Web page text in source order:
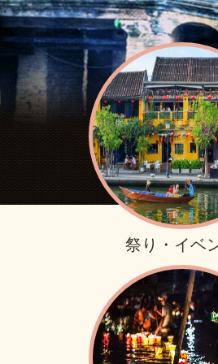
祭り・イベ